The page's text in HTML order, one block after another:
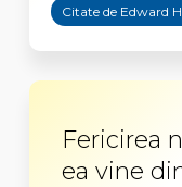
Citate de Edward
Fericirea
ea vine